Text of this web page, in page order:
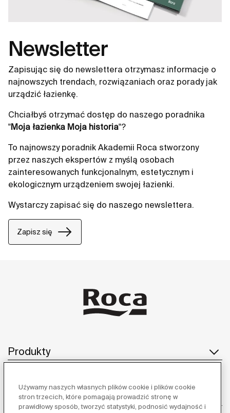
Newsletter
Zapisując się do newslettera otrzymasz informacje o
najnowszych trendach, rozwiązaniach oraz porady jak
urządzić łazienkę.
Chciałbyś otrzymać dostęp do naszego poradnika
"Moja łazienka Moja historia"?
To najnowszy poradnik Akademii Roca stworzony
przez naszych ekspertów z myślą osobach
zainteresowanych funkcjonalnym, estetycznym i
ekologicznym urządzeniem swojej łazienki.
Wystarczy zapisać się do naszego newslettera.
Zapisz się
Produkty
Obsługa klienta
Używamy naszych własnych plików cookie i plików cookie
stron trzecich, które pomagają prowadzić stronę w
prawidłowy sposób, tworzyć statystyki, podnosić wydajność i